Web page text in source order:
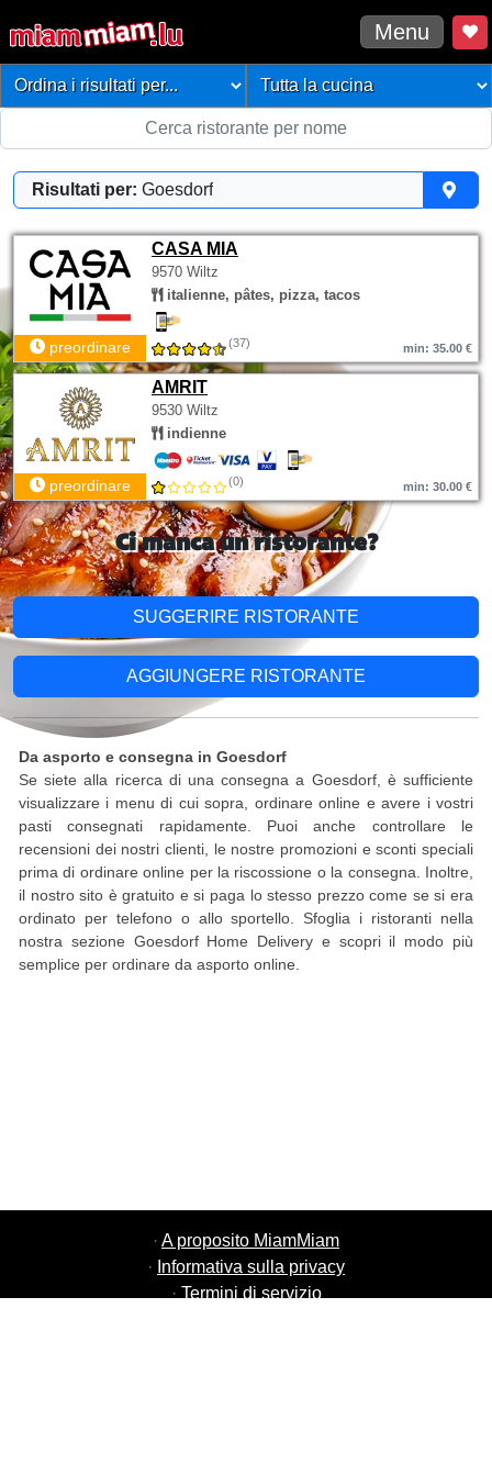
Menu
Risultati per: Goesdorf
CASA MIA
9570 Wiltz
italienne, pâtes, pizza, tacos
preordinare (37) min: 35.00 €
AMRIT
9530 Wiltz
indienne
preordinare (0) min: 30.00 €
Ci manca un ristorante?
SUGGERIRE RISTORANTE
AGGIUNGERE RISTORANTE
Da asporto e consegna in Goesdorf
Se siete alla ricerca di una consegna a Goesdorf, è sufficiente
visualizzare i menu di cui sopra, ordinare online e avere i vostri
pasti consegnati rapidamente. Puoi anche controllare le
recensioni dei nostri clienti, le nostre promozioni e sconti speciali
prima di ordinare online per la riscossione o la consegna. Inoltre,
il nostro sito è gratuito e si paga lo stesso prezzo come se si era
ordinato per telefono o allo sportello. Sfoglia i ristoranti nella
nostra sezione Goesdorf Home Delivery e scopri il modo più
semplice per ordinare da asporto online.
· A proposito MiamMiam
· Informativa sulla privacy
· Termini di servizio